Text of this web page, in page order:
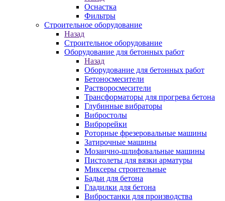
Оснастка
Фильтры
Строительное оборудование
Назад
Строительное оборудование
Оборудование для бетонных работ
Назад
Оборудование для бетонных работ
Бетоносмесители
Растворосмесители
Трансформаторы для прогрева бетона
Глубинные вибраторы
Вибростолы
Виброрейки
Роторные фрезеровальные машины
Затирочные машины
Мозаично-шлифовальные машины
Пистолеты для вязки арматуры
Миксеры строительные
Бадьи для бетона
Гладилки для бетона
Вибростанки для производства